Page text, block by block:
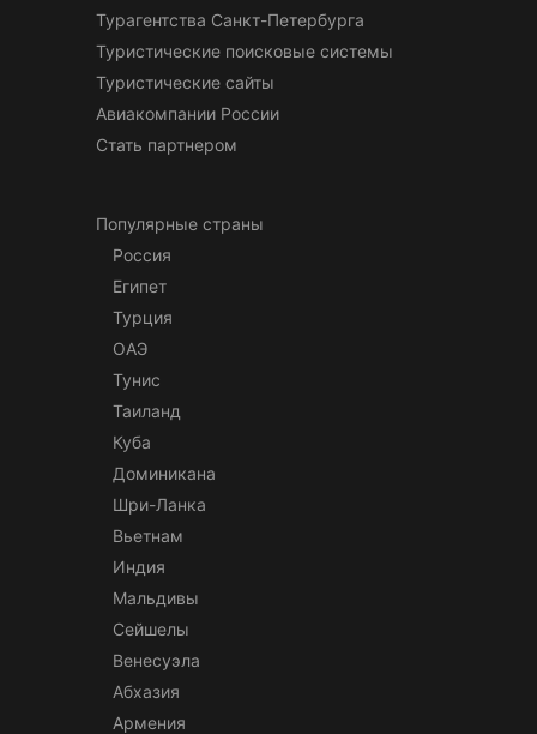
Турагентства Санкт-Петербурга
Туристические поисковые системы
Туристические сайты
Авиакомпании России
Стать партнером
Популярные страны
Россия
Египет
Турция
ОАЭ
Тунис
Таиланд
Куба
Доминикана
Шри-Ланка
Вьетнам
Индия
Мальдивы
Сейшелы
Венесуэла
Абхазия
Армения